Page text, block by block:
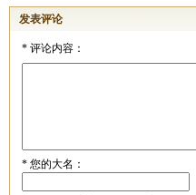
发表评论
*评论内容：
*您的大名：